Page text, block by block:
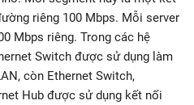
riêng 100 Mbps. Mỗi server
Mbps riêng. Trong các hệ
Switch được sử dụng làm
còn Ethernet Switch,
Hub được sử dụng kết nối